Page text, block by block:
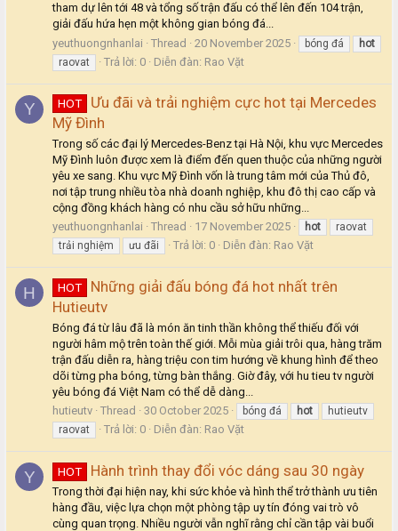
tham dự lên tới 48 và tổng số trận đấu có thể lên đến 104 trận,
giải đấu hứa hẹn một không gian bóng đá...
yeuthuongnhanlai
Thread 20 November 2025 bóng đá
hot
raovat
Trả lời: 0 Diễn đàn: Rao Vặt
Y HOT
Ưu đãi và trải nghiệm cực hot tại Mercedes
Mỹ Đình
Trong số các đại lý Mercedes-Benz tại Hà Nội, khu vực Mercedes
Mỹ Đình luôn được xem là điểm đến quen thuộc của những người
yêu xe sang. Khu vực Mỹ Đình vốn là trung tâm mới của Thủ đô,
nơi tập trung nhiều tòa nhà doanh nghiệp, khu đô thị cao cấp và
cộng đồng khách hàng có nhu cầu sở hữu những...
yeuthuongnhanlai
Thread 17 November 2025 hot
raovat
trải nghiệm
ưu đãi Trả lời: 0 Diễn đàn: Rao Vặt
H HOT
Những giải đấu bóng đá hot nhất trên
Hutieutv
Bóng đá từ lâu đã là món ăn tinh thần không thể thiếu đối với
người hâm mộ trên toàn thế giới. Mỗi mùa giải trôi qua, hàng trăm
trận đấu diễn ra, hàng triệu con tim hướng về khung hình để theo
dõi từng pha bóng, từng bàn thắng. Giờ đây, với hu tieu tv người
yêu bóng đá Việt Nam có thể dễ dàng...
hutieutv Thread 30 October 2025 bóng đá hot
hutieutv
raovat
Trả lời: 0 Diễn đàn: Rao Vặt
Y HOT Hành trình thay đổi vóc dáng sau 30 ngày
Trong thời đại hiện nay, khi sức khỏe và hình thể trở thành ưu tiên
hàng đầu, việc lựa chọn một phòng tập uy tín đóng vai trò vô
cùng quan trọng. Nhiều người vẫn nghĩ rằng chỉ cần tập vài buổi